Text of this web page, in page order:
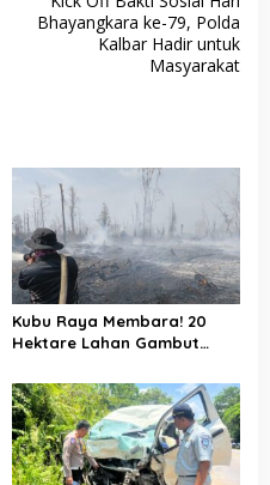
Bhayangkara ke-79, Polda
Kalbar Hadir untuk
Masyarakat
Kubu Raya Membara! 20
Hektare Lahan Gambut
Agni Berjibaku Jinakkan Api